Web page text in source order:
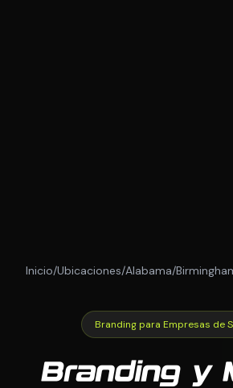
Inicio/Ubicaciones/Alabama/
Branding para Empresas de
Branding y